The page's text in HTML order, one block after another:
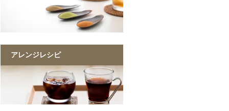
アレンジレシピ